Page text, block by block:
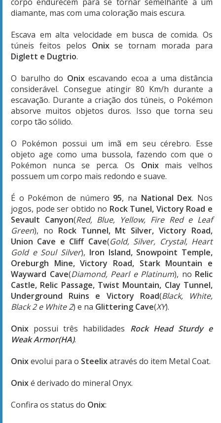
diamante, mas com uma coloração mais escura.
Escava em alta velocidade em busca de comida. Os
túneis feitos pelos Onixse tornam morada para
Diglett e Dugtrio.
O barulho do Onixescavando ecoa a uma distância
considerável. Consegue atingir 80 Km/h durante a
escavação. Durante a criação dos túneis, o Pokémon
absorve muitos objetos duros. Isso que torna seu
corpo tão sólido.
O Pokémon possui um imã em seu cérebro. Esse
objeto age como uma bussola, fazendo com que o
Pokémon nunca se perca. Os Onixmais velhos
possuem um corpo mais redondo e suave.
É o Pokémon de número 95, na National Dex. Nos
jogos, pode ser obtido no Rock Tunel, Victory Road e
Sevault Canyon(Red, Blue, Yellow, Fire Red e Leaf
Green), no Rock Tunnel, Mt Silver, Victory Road,
Union Cave e Cliff Cave(Gold, Silver, Crystal, Heart
Gold e Soul Silver), Iron Island, Snowpoint Temple,
Oreburgh Mine, Victory Road, Stark Mountain e
Wayward Cave(Diamond, Pearl e Platinum), no Relic
Castle, Relic Passage, Twist Mountain, Clay Tunnel,
Underground Ruins e Victory Road(Black, White,
Black 2 e White 2) e na Glittering Cave(XY).
Onix possui três habilidades Rock Head Sturdy e
Weak Armor(HA).
Onixevolui para o Steelixatravés do item Metal Coat.
Onixé derivado do mineral Onyx.
Confira os status do Onix: